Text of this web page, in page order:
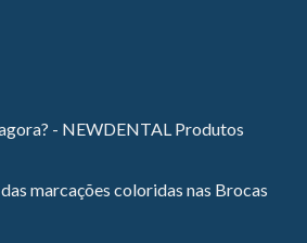
- NEWDENTAL Produtos
marcações coloridas nas Brocas